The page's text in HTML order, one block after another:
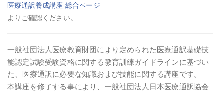
医療通訳養成講座 総合ページ
よりご確認ください。
一般社団法人医療教育財団により定められた医療通訳基礎技
能認定試験受験資格に関する教育訓練ガイドラインに基づい
た、医療通訳に必要な知識および技能に関する講座です。
本講座を修了する事により、一般社団法人日本医療通訳協会